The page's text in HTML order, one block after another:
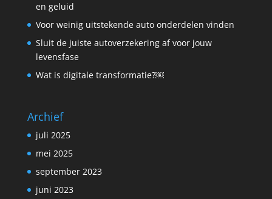
en geluid
Voor weinig uitstekende auto onderdelen vinden
Sluit de juiste autoverzekering af voor jouw
levensfase
Wat is digitale transformatie?￼
Archief
juli 2025
mei 2025
september 2023
juni 2023